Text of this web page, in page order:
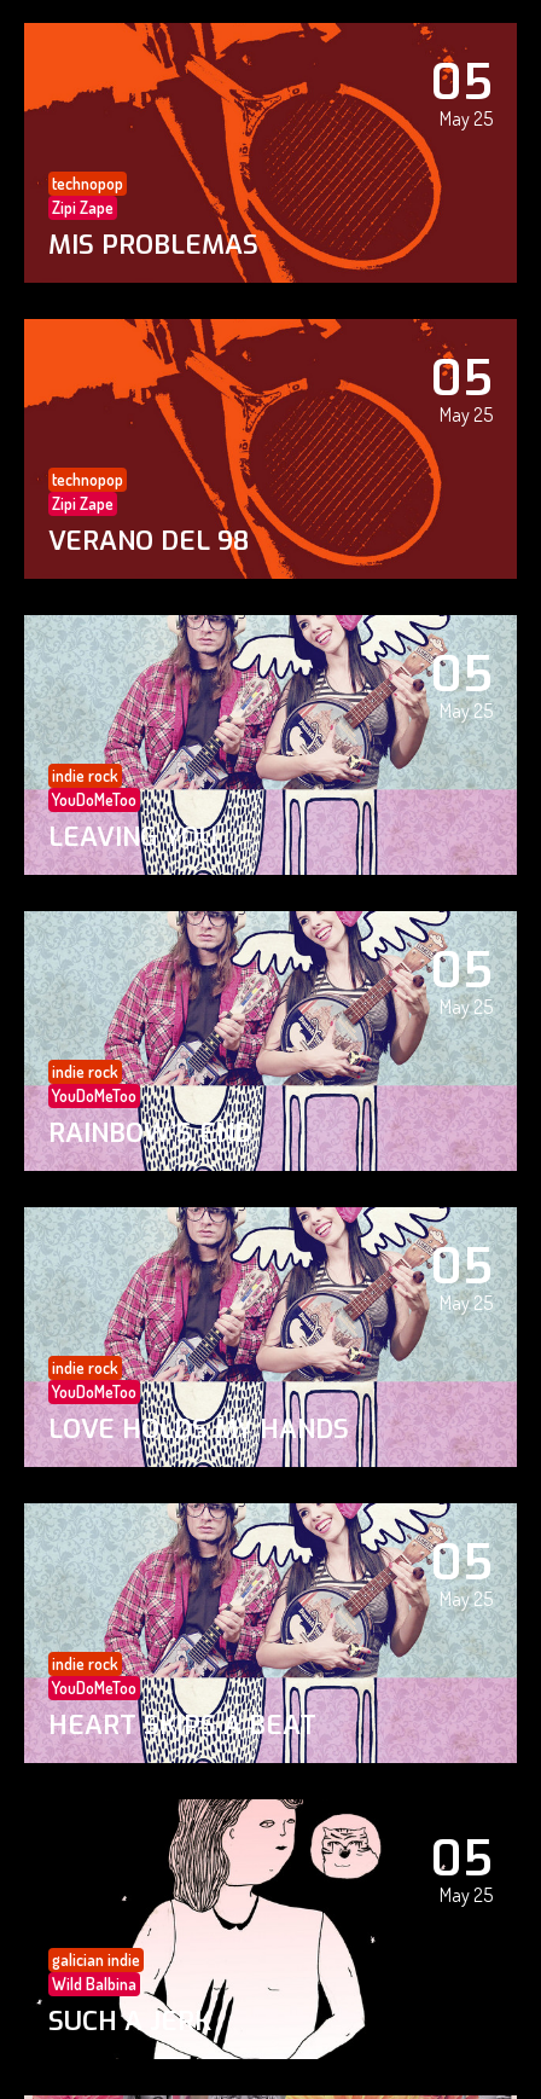
05
May 25
technopop
Zipi Zape
MIS PROBLEMAS
05
May 25
technopop
Zipi Zape
VERANO DEL 98
05
May 25
indie rock
YouDoMeToo
LEAVING YOU
05
May 25
indie rock
YouDoMeToo
RAINBOW’S END
05
May 25
indie rock
YouDoMeToo
LOVE HOLDS MY HANDS
05
May 25
indie rock
YouDoMeToo
HEART SKIPS A BEAT
05
May 25
galician indie
Wild Balbina
SUCH A JERK